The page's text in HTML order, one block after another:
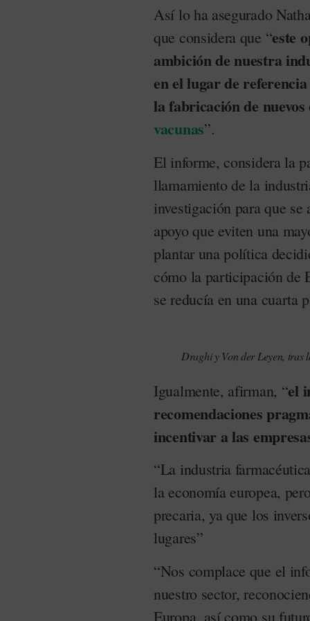
Así lo ha asegurado
que considera que “este
ambición de nuestra
en el lugar de
la fabricación de
vacunas”.
El informe, considera la
llamamiento de la
investigación para que
apoyo que eviten una
plantar una política
cómo la participación de
se reducía en una cuarta
Draghi y Von der Leyen, tras
Igualmente, afirman, “el
recomendaciones
incentivar a las
“La industria
la economía europea,
precaria, ya que los
lugares”
“Nos complace que el
nuestro sector,
Europa, así como su